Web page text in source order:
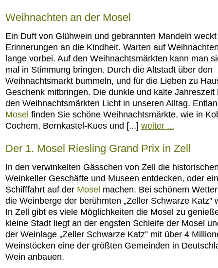
Weihnachten an der Mosel
Ein Duft von Glühwein und gebrannten Mandeln weckt
Erinnerungen an die Kindheit. Warten auf
lange vorbei. Auf den Weihnachtsmärkten kann man
mal in Stimmung bringen. Durch die Altstadt über den
Weihnachtsmarkt bummeln, und für die Lieben zu
Geschenk mitbringen. Die dunkle und kalte Jahreszeit
den Weihnachtsmärkten Licht in unseren Alltag.
Mosel finden Sie schöne Weihnachtsmärkte, wie in
Cochem, Bernkastel-Kues und [...] weiter ...
Der 1. Mosel Riesling Grand Prix in Zell
In den verwinkelten Gässchen von Zell die
Weinkeller Geschäfte und Museen entdecken, oder
Schifffahrt auf der Mosel machen. Bei schönem
die Weinberge der berühmten „Zeller Schwarze Katz”
In Zell gibt es viele Möglichkeiten die Mosel zu
kleine Stadt liegt an der engsten Schleife der Mosel
der Weinlage „Zeller Schwarze Katz” mit über 4
Weinstöcken eine der größten Gemeinden in
Wein anbauen.